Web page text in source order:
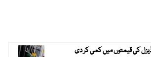
کی قیمتوں میں کمی کر دی